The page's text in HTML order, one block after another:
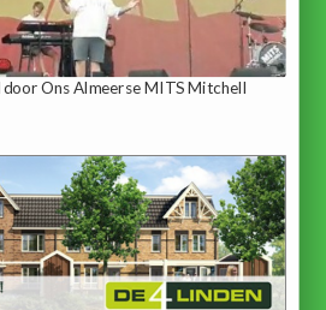
Ons Almeerse MITS Mitchell